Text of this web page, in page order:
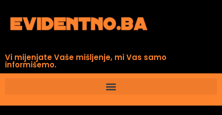
Vi mijenjate Vaše mišljenje, mi Vas samo
informišemo.